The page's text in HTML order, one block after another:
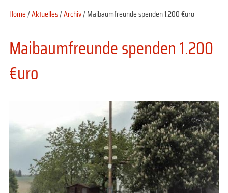
Home/Aktuelles/Archiv/ Maibaumfreunde spenden 1.200 €uro
Maibaumfreunde spenden 1.200
€uro